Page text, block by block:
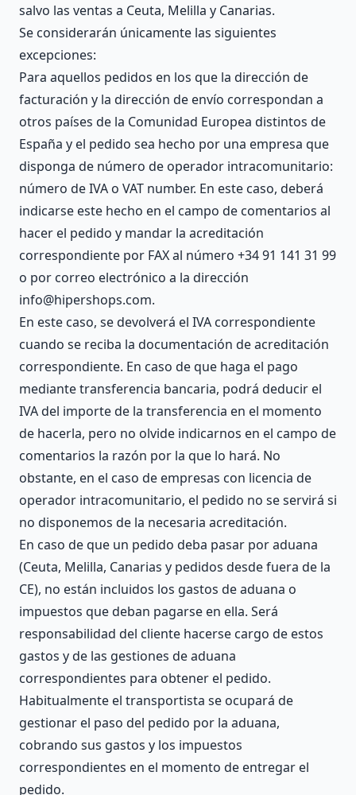
salvo las ventas a Ceuta, Melilla y Canarias.
Se considerarán únicamente las siguientes
excepciones:
Para aquellos pedidos en los que la dirección de
facturación y la dirección de envío correspondan a
otros países de la Comunidad Europea distintos de
España y el pedido sea hecho por una empresa que
disponga de número de operador intracomunitario:
número de IVA o VAT number. En este caso, deberá
indicarse este hecho en el campo de comentarios al
hacer el pedido y mandar la acreditación
correspondiente por FAX al número +34 91 141 31 99
o por correo electrónico a la dirección
info@hipershops.com.
En este caso, se devolverá el IVA correspondiente
cuando se reciba la documentación de acreditación
correspondiente. En caso de que haga el pago
mediante transferencia bancaria, podrá deducir el
IVA del importe de la transferencia en el momento
de hacerla, pero no olvide indicarnos en el campo de
comentarios la razón por la que lo hará. No
obstante, en el caso de empresas con licencia de
operador intracomunitario, el pedido no se servirá si
no disponemos de la necesaria acreditación.
En caso de que un pedido deba pasar por aduana
(Ceuta, Melilla, Canarias y pedidos desde fuera de la
CE), no están incluidos los gastos de aduana o
impuestos que deban pagarse en ella. Será
responsabilidad del cliente hacerse cargo de estos
gastos y de las gestiones de aduana
correspondientes para obtener el pedido.
Habitualmente el transportista se ocupará de
gestionar el paso del pedido por la aduana,
cobrando sus gastos y los impuestos
correspondientes en el momento de entregar el
pedido.